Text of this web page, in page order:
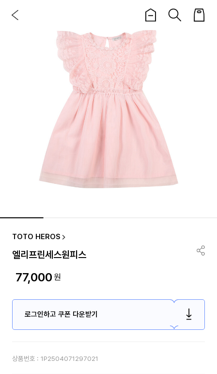
TOTO HEROS
엘리프린세스원피스
77,000원
로그인하고 쿠폰 다운받기
상품번호 : 1P2504071297021